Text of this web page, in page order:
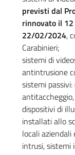
previsti dal
rinnovato il
22/02/2024,
Carabinieri;
sistemi di
antintrusione
sistemi
dispositivi di
installati allo
locali
intrusi, sistemi